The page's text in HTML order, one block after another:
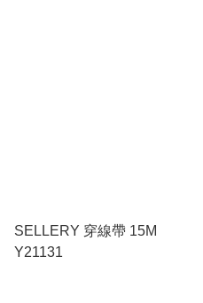
SELLERY 穿線帶 15M
Y21131